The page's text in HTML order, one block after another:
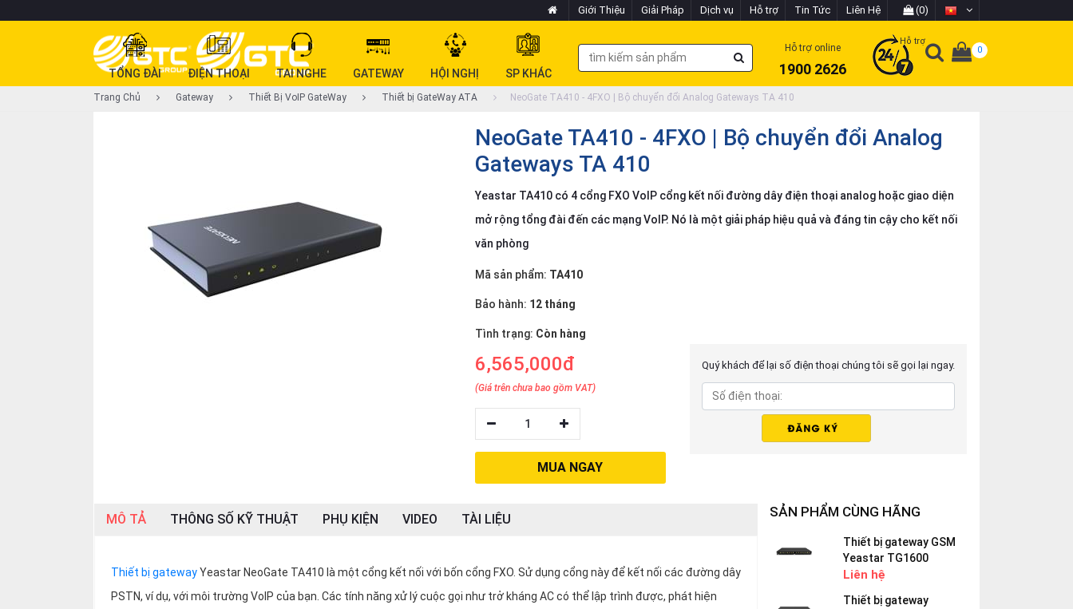
Giới Thiệu Giải Pháp Dịch vụ Hỗ trợ Tin Tức Liên Hệ (0)
TỔNG ĐÀI ĐIỆN THOẠI TAI NGHE GATEWAY HỘI NGHỊ SP KHÁC
Hỗ trợ online
1900 2626
Hỗ trợ
0
Trang Chủ Gateway Thiết Bị VoIP GateWay Thiết bị GateWay ATA NeoGate TA410 - 4FXO | Bộ chuyển đổi Analog Gateways TA 410
NeoGate TA410 - 4FXO | Bộ chuyển đổi Analog
Gateways TA 410
Yeastar TA410 có 4 cổng FXO VoIP cổng kết nối đường dây điện thoại analog hoặc giao diện
mở rộng tổng đài đến các mạng VoIP. Nó là một giải pháp hiệu quả và đáng tin cậy cho kết nối
văn phòng
Mã sản phẩm: TA410
Bảo hành: 12 tháng
Tình trạng: Còn hàng
6,565,000đ
(Giá trên chưa bao gồm VAT)
1
MUA NGAY
Quý khách để lại số điện thoại chúng tôi sẽ gọi lại ngay.
MÔ TẢ THÔNG SỐ KỸ THUẬT PHỤ KIỆN VIDEO TÀI LIỆU
Thiết bị gatewayYeastar NeoGate TA410 là một cổng kết nối với bốn cổng FXO. Sử dụng cổng này để kết nối các đường dây
PSTN, ví dụ, với môi trường VoIP của bạn. Các tính năng xử lý cuộc gọi như trở kháng AC có thể lập trình được, phát hiện
SẢN PHẨM CÙNG HÃNG
Thiết bị gateway GSM
Yeastar TG1600
Liên hệ
Thiết bị gateway
MỤC